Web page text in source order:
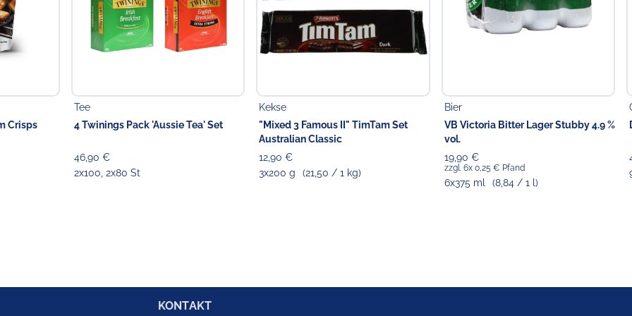
Crisps
Tee
4 Twinings Pack 'Aussie Tea' Set
46,90 €
2x100, 2x80 St
Kekse
"Mixed 3 Famous II" TimTam Set
Australian Classic
12,90 €
3x200 g
(21,50 / 1 kg)
Bier
VB Victoria Bitter Lager Stubby 4.9 %
vol.
19,90 €
zzgl. 6x 0,25 € Pfand
6x375 ml (8,84 / 1 l)
KONTAKT